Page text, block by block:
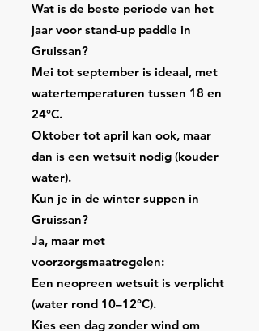
Wat is de beste periode van het
jaar voor stand-up paddle in
Gruissan?
Mei tot september is ideaal, met
watertemperaturen tussen 18 en
24°C.
Oktober tot april kan ook, maar
dan is een wetsuit nodig (kouder
water).
Kun je in de winter suppen in
Gruissan?
Ja, maar met
voorzorgsmaatregelen:
Een neopreen wetsuit is verplicht
(water rond 10–12°C).
Kies een dag zonder wind om